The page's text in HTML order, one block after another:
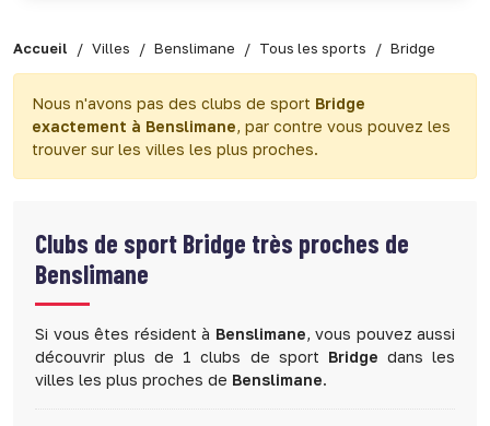
Accueil Villes Benslimane Tous les sports Bridge
Nous n'avons pas des clubs de sport Bridge
exactement à Benslimane, par contre vous pouvez les
trouver sur les villes les plus proches.
Clubs de sport Bridge très proches de
Benslimane
Si vous êtes résident à Benslimane, vous pouvez aussi
découvrir plus de 1 clubs de sport Bridge dans les
villes les plus proches de Benslimane.